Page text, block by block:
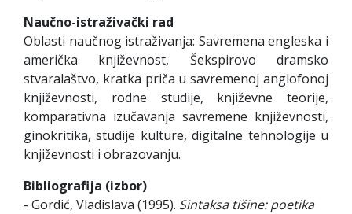
Naučno-istraživački rad
Oblasti naučnog istraživanja: Savremena engleska i
američka književnost, Šekspirovo dramsko
stvaralaštvo, kratka priča u savremenoj anglofonoj
književnosti, rodne studije, književne teorije,
komparativna izučavanja savremene književnosti,
ginokritika, studije kulture, digitalne tehnologije u
književnosti i obrazovanju.
Bibliografija (izbor)
- Gordić, Vladislava (1995). Sintaksa tišine: poetika